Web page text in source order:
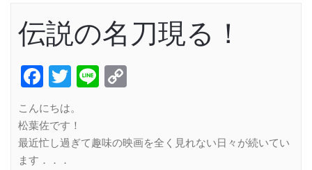
伝説の名刀現る！
Facebook
Twitter
Line
こんにちは。
松葉佐です！
最近忙し過ぎて趣味の映画を全く見れない日々が続いてい
ます．．．